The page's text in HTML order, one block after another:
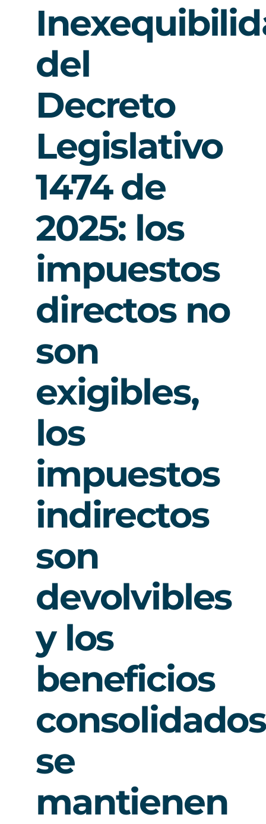
del
Decreto
Legislativo
1474 de
2025: los
impuestos
directos no
son
exigibles,
los
impuestos
indirectos
son
devolvibles
y los
beneficios
consolidados
se
mantienen